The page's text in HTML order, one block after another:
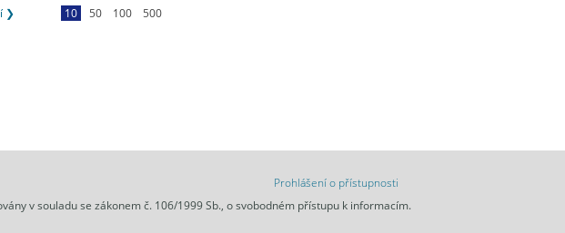
❯ 10 50 100 500
Prohlášení o přístupnosti
v souladu se zákonem č. 106/1999 Sb., o svobodném přístupu k informacím.